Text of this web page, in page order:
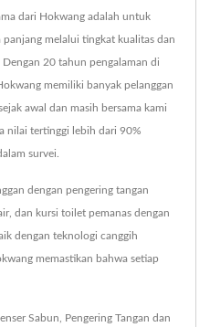
dari Hokwang adalah untuk
panjang melalui tingkat kualitas dan
Dengan 20 tahun pengalaman di
memiliki banyak pelanggan
awal dan masih bersama kami
nilai tertinggi lebih dari 90%
survei.
dengan pengering tangan
dan kursi toilet pemanas dengan
dengan teknologi canggih
memastikan bahwa setiap
Sabun Pengering Tangan dan